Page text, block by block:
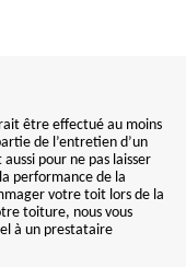
être effectué au moins
de l’entretien d’un
pour ne pas laisser
performance de la
votre toit lors de la
toiture, nous vous
à un prestataire